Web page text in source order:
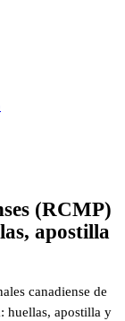
(RCMP)
apostilla
canadiense de
huellas, apostilla y